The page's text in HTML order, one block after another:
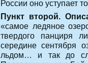
России оно уступает
Пункт второй.
«самое ледяное
твердого панциря
середине сентября
льдом… и так до